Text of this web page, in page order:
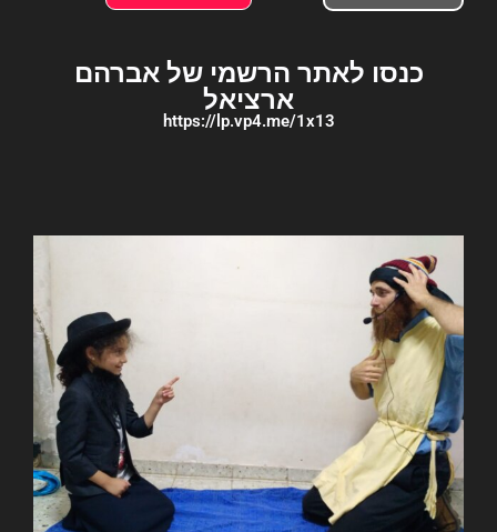
כנסו לאתר הרשמי של אברהם
ארציאל
https://lp.vp4.me/1x13